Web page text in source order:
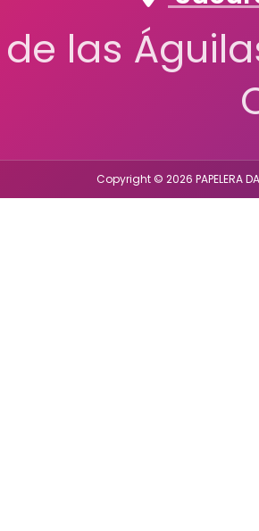
las
Copyright © 2026 PAPELERA